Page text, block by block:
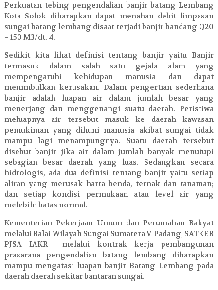
Perkuatan tebing pengendalian banjir batang Lembang
Kota Solok diharapkan dapat menahan debit limpasan
sungai batang lembang disaat terjadi banjir bandang Q20
= 150 M3/dt. 4.
Sedikit kita lihat definisi tentang banjir yaitu Banjir
termasuk dalam salah satu gejala alam yang
mempengaruhi kehidupan manusia dan dapat
menimbulkan kerusakan. Dalam pengertian sederhana
banjir adalah luapan air dalam jumlah besar yang
menerjang dan menggenangi suatu daerah. Peristiwa
meluapnya air tersebut masuk ke daerah kawasan
pemukiman yang dihuni manusia akibat sungai tidak
mampu lagi menampungnya. Suatu daerah tersebut
disebut banjir jika air dalam jumlah banyak menutupi
sebagian besar daerah yang luas. Sedangkan secara
hidrologis, ada dua definisi tentang banjir yaitu setiap
aliran yang merusak harta benda, ternak dan tanaman;
dan setiap kondisi permukaan atau level air yang
melebihi batas normal.
Kementerian Pekerjaan Umum dan Perumahan Rakyat
melalui Balai Wilayah Sungai Sumatera V Padang, SATKER
PJSA IAKR melalui kontrak kerja pembangunan
prasarana pengendalian batang lembang diharapkan
mampu mengatasi luapan banjir Batang Lembang pada
daerah daerah sekitar bantaran sungai.